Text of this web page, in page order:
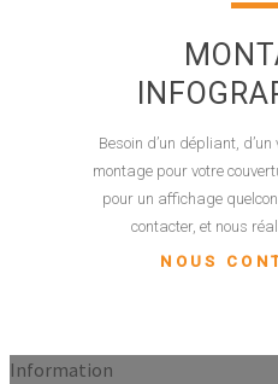
Besoin d’un dépliant,
montage pour votre
pour un affichage
contacter, et nous
NOUS
Information